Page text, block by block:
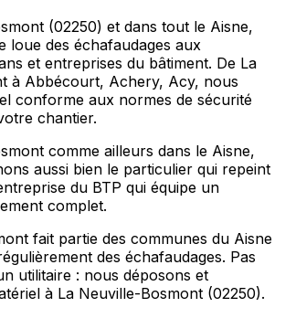
(02250) et dans tout le Aisne,
loue des échafaudages aux
et entreprises du bâtiment. De La
à Abbécourt, Achery, Acy, nous
conforme aux normes de sécurité
chantier.
comme ailleurs dans le Aisne,
aussi bien le particulier qui repeint
du BTP qui équipe un
complet.
fait partie des communes du Aisne
des échafaudages. Pas
utilitaire : nous déposons et
à La Neuville-Bosmont (02250).